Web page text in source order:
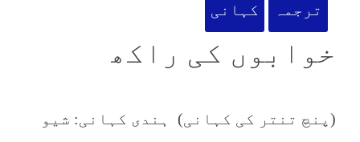
ترجمہ کہانی
خوابوں کی راکھ
(پنچ تنتر کی کہانی) ہندی کہانی: شیو